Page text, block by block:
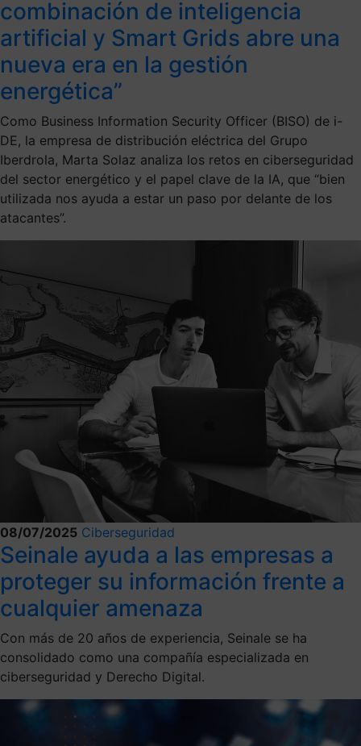
combinación de inteligencia
artificial y Smart Grids abre una
nueva era en la gestión
energética”
Como Business Information Security Officer (BISO) de i-
DE, la empresa de distribución eléctrica del Grupo
Iberdrola, Marta Solaz analiza los retos en ciberseguridad
del sector energético y el papel clave de la IA, que “bien
utilizada nos ayuda a estar un paso por delante de los
atacantes”.
08/07/2025 Ciberseguridad
Seinale ayuda a las empresas a
proteger su información frente a
cualquier amenaza
Con más de 20 años de experiencia, Seinale se ha
consolidado como una compañía especializada en
ciberseguridad y Derecho Digital.